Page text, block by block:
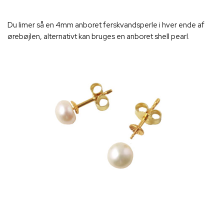
Du limer så en 4mm anboret ferskvandsperle i hver ende af
ørebøjlen, alternativt kan bruges en anboret shell pearl.